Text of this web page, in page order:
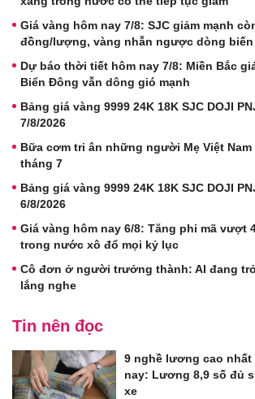
Giá vàng hôm nay 7/8: SJC giảm mạnh
đồng/lượng, vàng nhẫn ngược dòng
Dự báo thời tiết hôm nay 7/8: Miền Bắc
Biển Đông vẫn dông gió mạnh
Bảng giá vàng 9999 24K 18K SJC DOJI
7/8/2026
Bữa cơm tri ân những người Mẹ Việt
tháng 7
Bảng giá vàng 9999 24K 18K SJC DOJI
6/8/2026
Giá vàng hôm nay 6/8: Tăng phi mã vượt
trong nước xô đổ mọi kỷ lục
Cô đơn ở người trưởng thành: AI đang
lắng nghe
Tin nên đọc
9 nghề lương cao nhất
nay: Lương 8,9 số đủ
xe